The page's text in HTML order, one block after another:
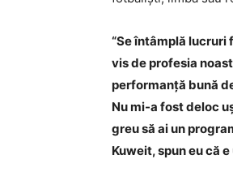
“Se întâmplă lucruri
vis de profesia
performanță bună
Nu mi-a fost deloc
greu să ai un
Kuweit, spun eu că